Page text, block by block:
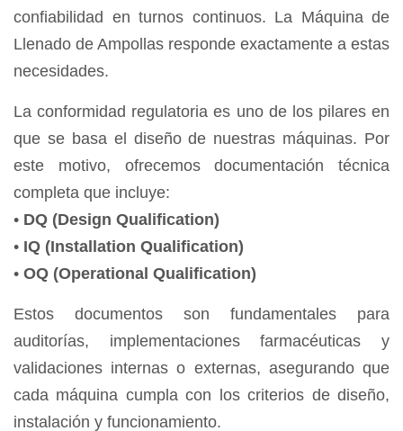
confiabilidad en turnos continuos. La Máquina de
Llenado de Ampollas responde exactamente a estas
necesidades.
La conformidad regulatoria es uno de los pilares en
que se basa el diseño de nuestras máquinas. Por
este motivo, ofrecemos documentación técnica
completa que incluye:
• DQ (Design Qualification)
• IQ (Installation Qualification)
• OQ (Operational Qualification)
Estos documentos son fundamentales para
auditorías, implementaciones farmacéuticas y
validaciones internas o externas, asegurando que
cada máquina cumpla con los criterios de diseño,
instalación y funcionamiento.